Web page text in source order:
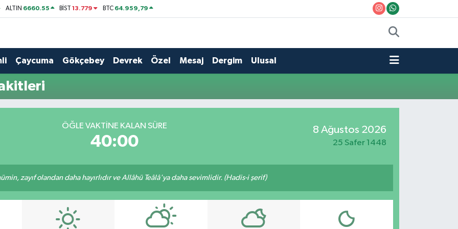
ALTIN 6660.55 BİST13.779 BTC 64.959,79
Çaycuma Gökçebey Devrek Özel Mesaj Dergim Ulusal
ÖĞLE VAKTINE KALAN SÜRE
40:00
8 Ağustos 2026
25 Safer 1448
zayıf olandan daha hayırlıdır ve Allâhü Teâlâ'ya daha sevimlidir. (Hadis-i şerif)